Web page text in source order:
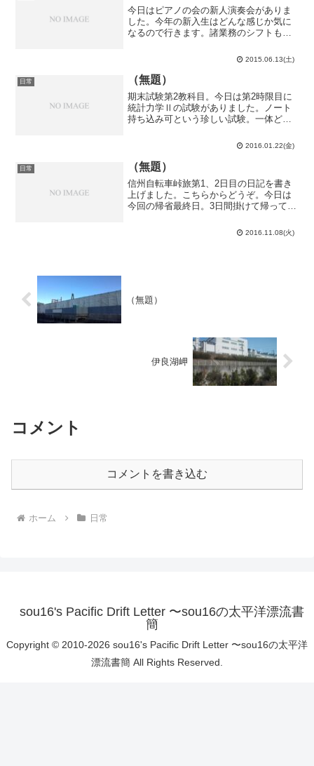
今日はピアノの会の新人演奏会がありま
した。今年の新入生はどんな感じか気に
なるので行きます。諸業務のシフトも入
ターへ。まずは第1部。第1部からこのレ
ベルなのか…（畏怖）ショパンエチュー
ドやリストの超絶技巧練...
2015.06.13(土)
日常 （無題）
期末試験第2教科目。今日は第2時限目に
統計力学Ⅱの試験がありました。ノート
持ち込み可という珍しい試験。一体どん
中2問がまさかの記述問題。残り2問の内1
問は配点0のネタ問題で、所謂普通の問題
は1問だけでし...
2016.01.22(金)
日常 （無題）
信州自転車峠旅第1、2日目の日記を書き
上げました。こちらからどうぞ。今日は
今回の帰省最終日。3日間掛けて帰ってき
しいですが、授業期間中だから仕方あり
ません。と言っても、半田に居てもやっ
2016.11.08(火)
（無題）
伊良湖岬
コメント
コメントを書き込む
ホーム 日常
sou16's Pacific Drift Letter 〜sou16の太平洋漂流書
簡
Copyright © 2010-2026 sou16's Pacific Drift Letter 〜sou16の太平洋
漂流書簡 All Rights Reserved.